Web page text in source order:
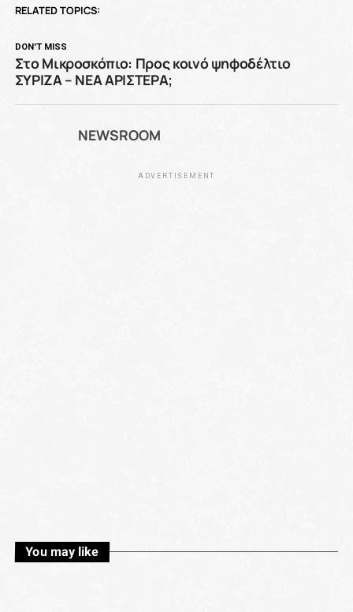
RELATED TOPICS:
DON'T MISS
Στο Μικροσκόπιο: Προς κοινό ψηφοδέλτιο
ΣΥΡΙΖΑ – ΝΕΑ ΑΡΙΣΤΕΡΑ;
NEWSROOM
ADVERTISEMENT
You may like